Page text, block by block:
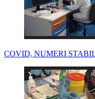
COVID, NUMERI